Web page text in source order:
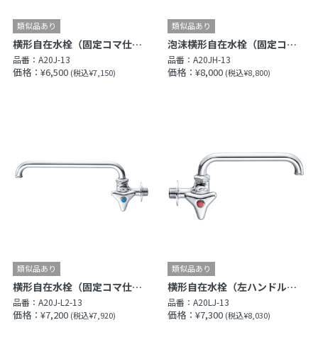
横形自在水栓（固定コマ仕様）［共用形］
品番： A20J-13
価格：¥6,500 (税込¥7,150)
泡沫横形自在水栓（固定コマ仕様）［共用形］
品番：A20JH-13
価格：¥8,000 (税込¥8,800)
横形自在水栓（固定コマ仕様）［共用形］
品番： A20J-L2-13
価格：¥7,200 (税込¥7,920)
横形自在水栓（左ハンドル）（固定コマ仕様）［共用形］
品番：A20LJ-13
価格：¥7,300 (税込¥8,030)